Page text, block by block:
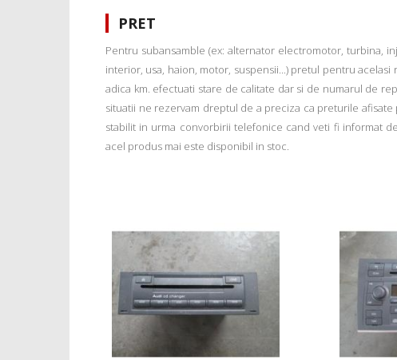
PRET
Pentru subansamble (ex: alternator electromotor, turbina,
interior, usa, haion, motor, suspensii...) pretul pentru
adica km. efectuati stare de calitate dar si de numarul de
situatii ne rezervam dreptul de a preciza ca preturile
stabilit in urma convorbirii telefonice cand veti fi informat
acel produs mai este disponibil in stoc.